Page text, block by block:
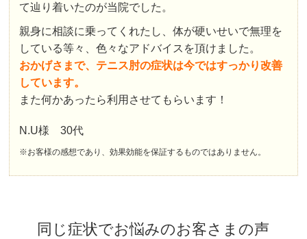
て辿り着いたのが当院でした。
親身に相談に乗ってくれたし、体が硬いせいで無理を
している等々、色々なアドバイスを頂けました。
おかげさまで、テニス肘の症状は今ではすっかり改善
しています。
また何かあったら利用させてもらいます！
N.U様 30代
※お客様の感想であり、効果効能を保証するものではありません。
同じ症状でお悩みのお客さまの声